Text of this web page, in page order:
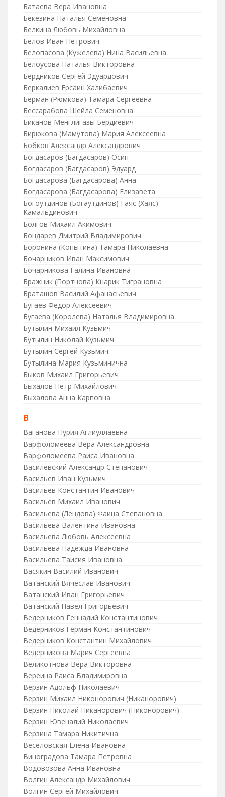
Батаева Вера Ивановна
Бекезина Наталья Семеновна
Белкина Любовь Михайловна
Белов Иван Петрович
Белопасова (Кужелева) Нина Васильевна
Белоусова Наталья Викторовна
Бердников Сергей Эдуардович
Беркалиев Ерсаин Халибаевич
Берман (Рюмкова) Тамара Сергеевна
Бессарабова Шейла Семеновна
Биканов Менглигазы Бердиевич
Бирюкова (Мамутова) Мария Алексеевна
Бобков Александр Александрович
Богдасаров (Багдасаров) Осип
Богдасаров (Багдасаров) Эдуард
Богдасарова (Багдасарова) Анна
Богдасарова (Багдасарова) Елизавета
Богоутдинов (Богаутдинов) Гаяс (Хаяс)
Камальдинович
Болгов Михаил Акимович
Бондарев Дмитрий Владимирович
Боронина (Копытина) Тамара Николаевна
Бочарников Иван Максимович
Бочарникова Галина Ивановна
Бражник (Портнова) Кнарик Тиграновна
Браташов Василий Афанасьевич
Бугаев Федор Алексеевич
Бугаева (Королева) Наталья Владимировна
Бутылин Михаил Кузьмич
Бутылин Николай Кузьмич
Бутылин Сергей Кузьмич
Бутылина Мария Кузьминична
Быков Михаил Григорьевич
Быхалов Петр Михайлович
Быхалова Анна Карповна
В
Ваганова Нурия Аглиуллаевна
Варфоломеева Вера Александровна
Варфоломеева Раиса Ивановна
Василевский Александр Степанович
Васильев Иван Кузьмич
Васильев Константин Иванович
Васильев Михаил Иванович
Васильева (Лендова) Фаина Степановна
Васильева Валентина Ивановна
Васильева Любовь Алексеевна
Васильева Надежда Ивановна
Васильева Таисия Ивановна
Васякин Василий Иванович
Ватанский Вячеслав Иванович
Ватанский Иван Григорьевич
Ватанский Павел Григорьевич
Ведерников Геннадий Константинович
Ведерников Герман Константинович
Ведерников Константин Михайлович
Ведерникова Мария Сергеевна
Великотнова Вера Викторовна
Вереина Раиса Владимировна
Верзин Адольф Николаевич
Верзин Михаил Никонорович (Никанорович)
Верзин Николай Никанорович (Никонорович)
Верзин Ювеналий Николаевич
Верзина Тамара Никитична
Веселовская Елена Ивановна
Виноградова Тамара Петровна
Водовозова Анна Ивановна
Волгин Александр Михайлович
Волгин Сергей Михайлович